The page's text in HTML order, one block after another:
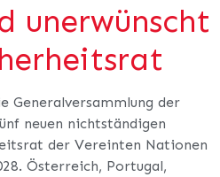
unerwünscht
Generalversammlung der
neuen nichtständigen
der Vereinten Nationen
Österreich, Portugal,